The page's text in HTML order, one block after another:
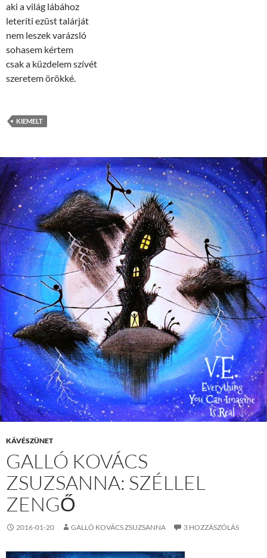
aki a világ lábához
leteríti ezüst talárját
nem leszek varázsló
sohasem kértem
csak a küzdelem szívét
szeretem örökké.
KIEMELT
KÁVÉSZÜNET
GALLÓ KOVÁCS
ZSUZSANNA: SZÉLLEL
ZENGŐ
2016-01-20 GALLÓ KOVÁCS ZSUZSANNA 3 HOZZÁSZÓLÁS